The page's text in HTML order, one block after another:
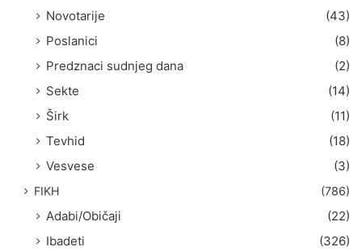
Novotarije
(43)
Poslanici
(8)
Predznaci sudnjeg dana
(2)
Sekte
(14)
Širk
(11)
Tevhid
(18)
Vesvese
(3)
FIKH (786)
Adabi/Običaji
(22)
Ibadeti
(326)